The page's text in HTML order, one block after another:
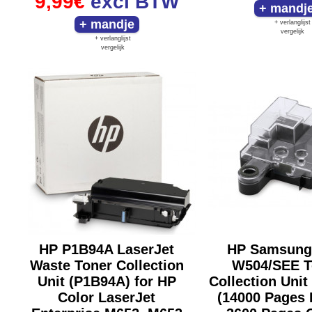
+ verlanglijst
vergelijk
+ verlanglijst
vergelijk
HP P1B94A LaserJet
Waste Toner Collection
Unit (P1B94A) for HP
Color LaserJet
HP
W504/SEE
Collection Unit
(14000 Pages